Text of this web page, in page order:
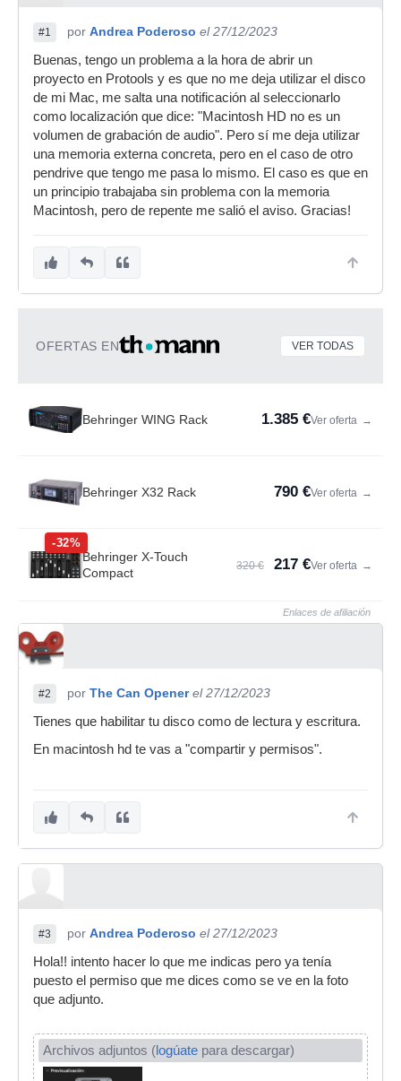
#1 por Andrea Poderoso el 27/12/2023
Buenas, tengo un problema a la hora de abrir un
proyecto en Protools y es que no me deja utilizar el disco
de mi Mac, me salta una notificación al seleccionarlo
como localización que dice: "Macintosh HD no es un
volumen de grabación de audio". Pero sí me deja utilizar
una memoria externa concreta, pero en el caso de otro
pendrive que tengo me pasa lo mismo. El caso es que en
un principio trabajaba sin problema con la memoria
Macintosh, pero de repente me salió el aviso. Gracias!
OFERTAS EN VER TODAS
Behringer WING Rack 1.385 €Ver oferta →
Behringer X32 Rack 790 €Ver oferta →
-32%
Behringer X-Touch
Compact
320 € 217 €Ver oferta →
Enlaces de afiliación
#2 por The Can Opener el 27/12/2023
Tienes que habilitar tu disco como de lectura y escritura.
En macintosh hd te vas a "compartir y permisos".
#3 por Andrea Poderoso el 27/12/2023
Hola!! intento hacer lo que me indicas pero ya tenía
puesto el permiso que me dices como se ve en la foto
que adjunto.
Archivos adjuntos (logúate para descargar)